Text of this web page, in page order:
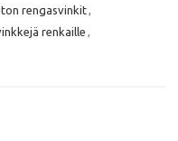
rengasvinkit
renkaille